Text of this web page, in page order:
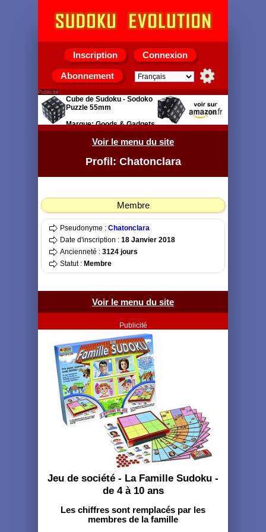
Inscription Connexion
Abonnement
Voir le menu du site
Profil: Chatonclara
Membre
Pseudonyme : Chatonclara
Date d'inscription : 18 Janvier 2018
Ancienneté : 3124 jours
Statut : Membre
Voir le menu du site
Publicité
Jeu de société - La Famille Sudoku -
de 4 à 10 ans
Les chiffres sont remplacés par les
membres de la famille
Publicité
Cube de Sudoku - Sodoko
Puzzle 55mm
Marque: Goods & Gadgets